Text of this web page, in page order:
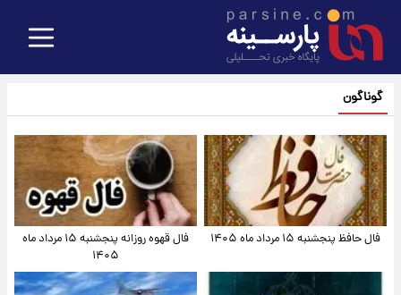
گوناگون
فال حافظ پنجشنبه ۱۵ مرداد ماه ۱۴۰۵
فال قهوه روزانه پنجشنبه ۱۵ مرداد ماه
۱۴۰۵